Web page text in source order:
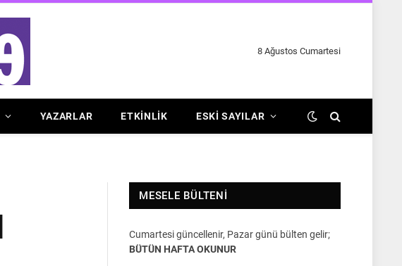
8 Ağustos Cumartesi
YAZARLAR ETKINLIK ESKI SAYILAR
MESELE BÜLTENI
Cumartesi güncellenir, Pazar günü bülten gelir;
BÜTÜN HAFTA OKUNUR